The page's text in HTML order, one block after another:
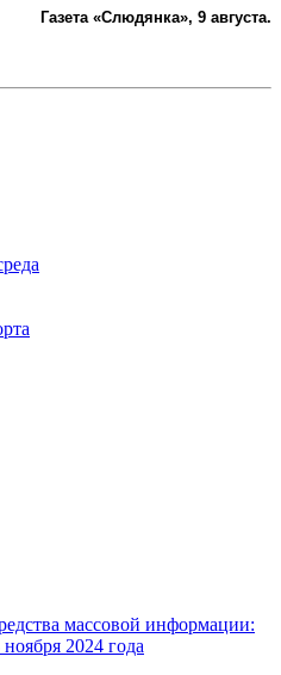
Газета «Слюдянка», 9 августа.
массовой информации:
2024 года